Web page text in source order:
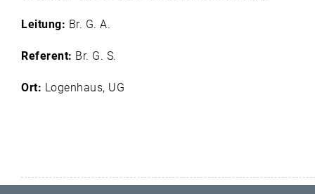
VS-Blog
Leitung: Br. G. A.
Referent: Br. G. S.
Ort: Logenhaus, UG